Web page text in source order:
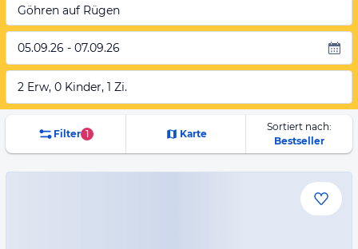
Göhren auf Rügen
05.09.26 - 07.09.26
2 Erw, 0 Kinder, 1 Zi.
Filter 1 Karte
Sortiert nach:
Bestseller